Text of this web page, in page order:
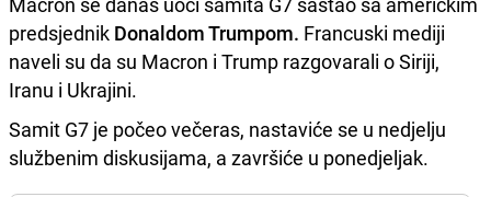
predsjednik Donaldom Trumpom. Francuski mediji
naveli su da su Macron i Trump razgovarali o Siriji,
Iranu i Ukrajini.
Samit G7 je počeo večeras, nastaviće se u nedjelju
službenim diskusijama, a završiće u ponedjeljak.